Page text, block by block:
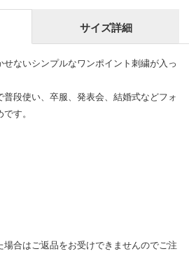
サイズ詳細
せないシンプルなワンポイント刺繍が入っ
段使い、卒服、発表会、結婚式などフォ
す。
合はご返品をお受けできませんのでご注